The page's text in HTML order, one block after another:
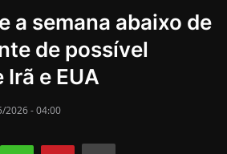
a semana abaixo de
de possível
e EUA
2026 - 04:00